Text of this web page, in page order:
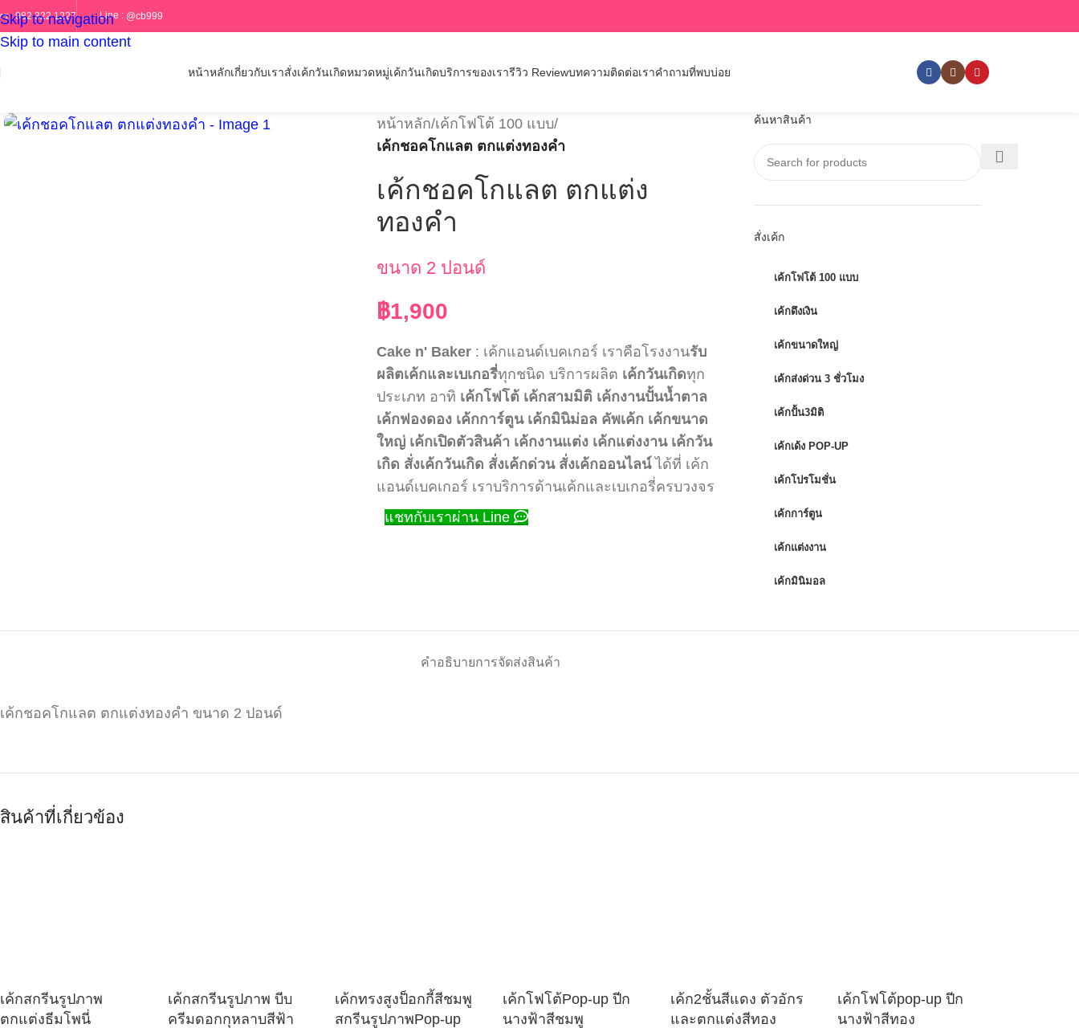
Skip to navigation
Skip to main content
ร : 082 322 1227 Line : @cb999
หน้าหลักเกี่ยวกับเราสั่งเค้กวันเกิดหมวดหมู่เค้กวันเกิดบริการของเรารีวิว Reviewบทความติดต่อเราคำถามที่พบบ่อย
หน้าหลัก/เค้กโฟโต้ 100 แบบ/
เค้กชอคโกแลต ตกแต่งทองคำ
เค้กชอคโกแลต ตกแต่ง
ทองคำ
ขนาด 2 ปอนด์
฿1,900
Cake n' Baker : เค้กแอนด์เบคเกอร์ เราคือโรงงานรับ
ผลิตเค้กและเบเกอรี่ทุกชนิด บริการผลิต เค้กวันเกิดทุก
ประเภท อาทิ เค้กโฟโต้ เค้กสามมิติ เค้กงานปั้นน้ำตาล
เค้กฟองดอง เค้กการ์ตูน เค้กมินิม่อล คัพเค้ก เค้กขนาด
ใหญ่ เค้กเปิดตัวสินค้า เค้กงานแต่ง เค้กแต่งงาน เค้กวัน
เกิด สั่งเค้กวันเกิด สั่งเค้กด่วน สั่งเค้กออนไลน์ได้ที่ เค้ก
แอนด์เบคเกอร์ เราบริการด้านเค้กและเบเกอรี่ครบวงจร
แชทกับเราผ่าน Line
ค้นหาสินค้า
สั่งเค้ก
เค้กโฟโต้ 100 แบบ
เค้กดึงเงิน
เค้กขนาดใหญ่
เค้กส่งด่วน 3 ชั่วโมง
เค้กปั้น3มิติ
เค้กเด้ง POP-UP
เค้กโปรโมชั่น
เค้กการ์ตูน
เค้กแต่งงาน
เค้กมินิมอล
คำอธิบายการจัดส่งสินค้า
เค้กชอคโกแลต ตกแต่งทองคำ ขนาด 2 ปอนด์
สินค้าที่เกี่ยวข้อง
เค้กสกรีนรูปภาพ
ตกแต่งธีมโพนี่
เค้กสกรีนรูปภาพ บีบ
ครีมดอกกุหลาบสีฟ้า
เค้กทรงสูงป็อกกี้สีชมพู
สกรีนรูปภาพPop-up
เค้กโฟโต้Pop-up ปีก
นางฟ้าสีชมพู
เค้ก2ชั้นสีแดง ตัวอักร
และตกแต่งสีทอง
เค้กโฟโต้pop-up ปีก
นางฟ้าสีทอง